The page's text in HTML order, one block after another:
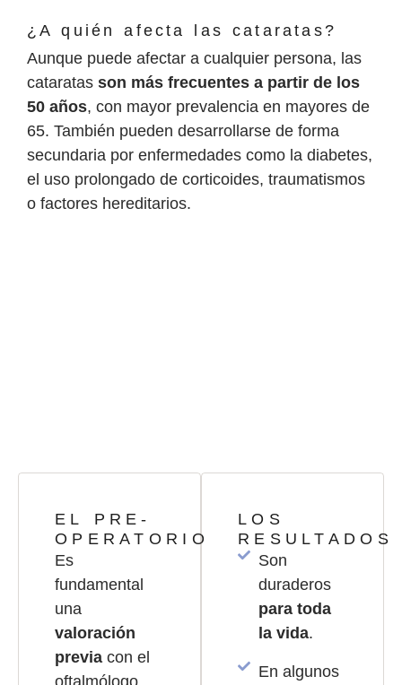
¿A quién afecta las cataratas?
Aunque puede afectar a cualquier persona, las
cataratas son más frecuentes a partir de los
50 años, con mayor prevalencia en mayores de
65. También pueden desarrollarse de forma
secundaria por enfermedades como la diabetes,
el uso prolongado de corticoides, traumatismos
o factores hereditarios.
EL PRE-
OPERATORIO
Es
fundamental
una
valoración
previa con el
oftalmólogo.
LOS
RESULTADOS
Son
duraderos
para toda
la vida.
En algunos